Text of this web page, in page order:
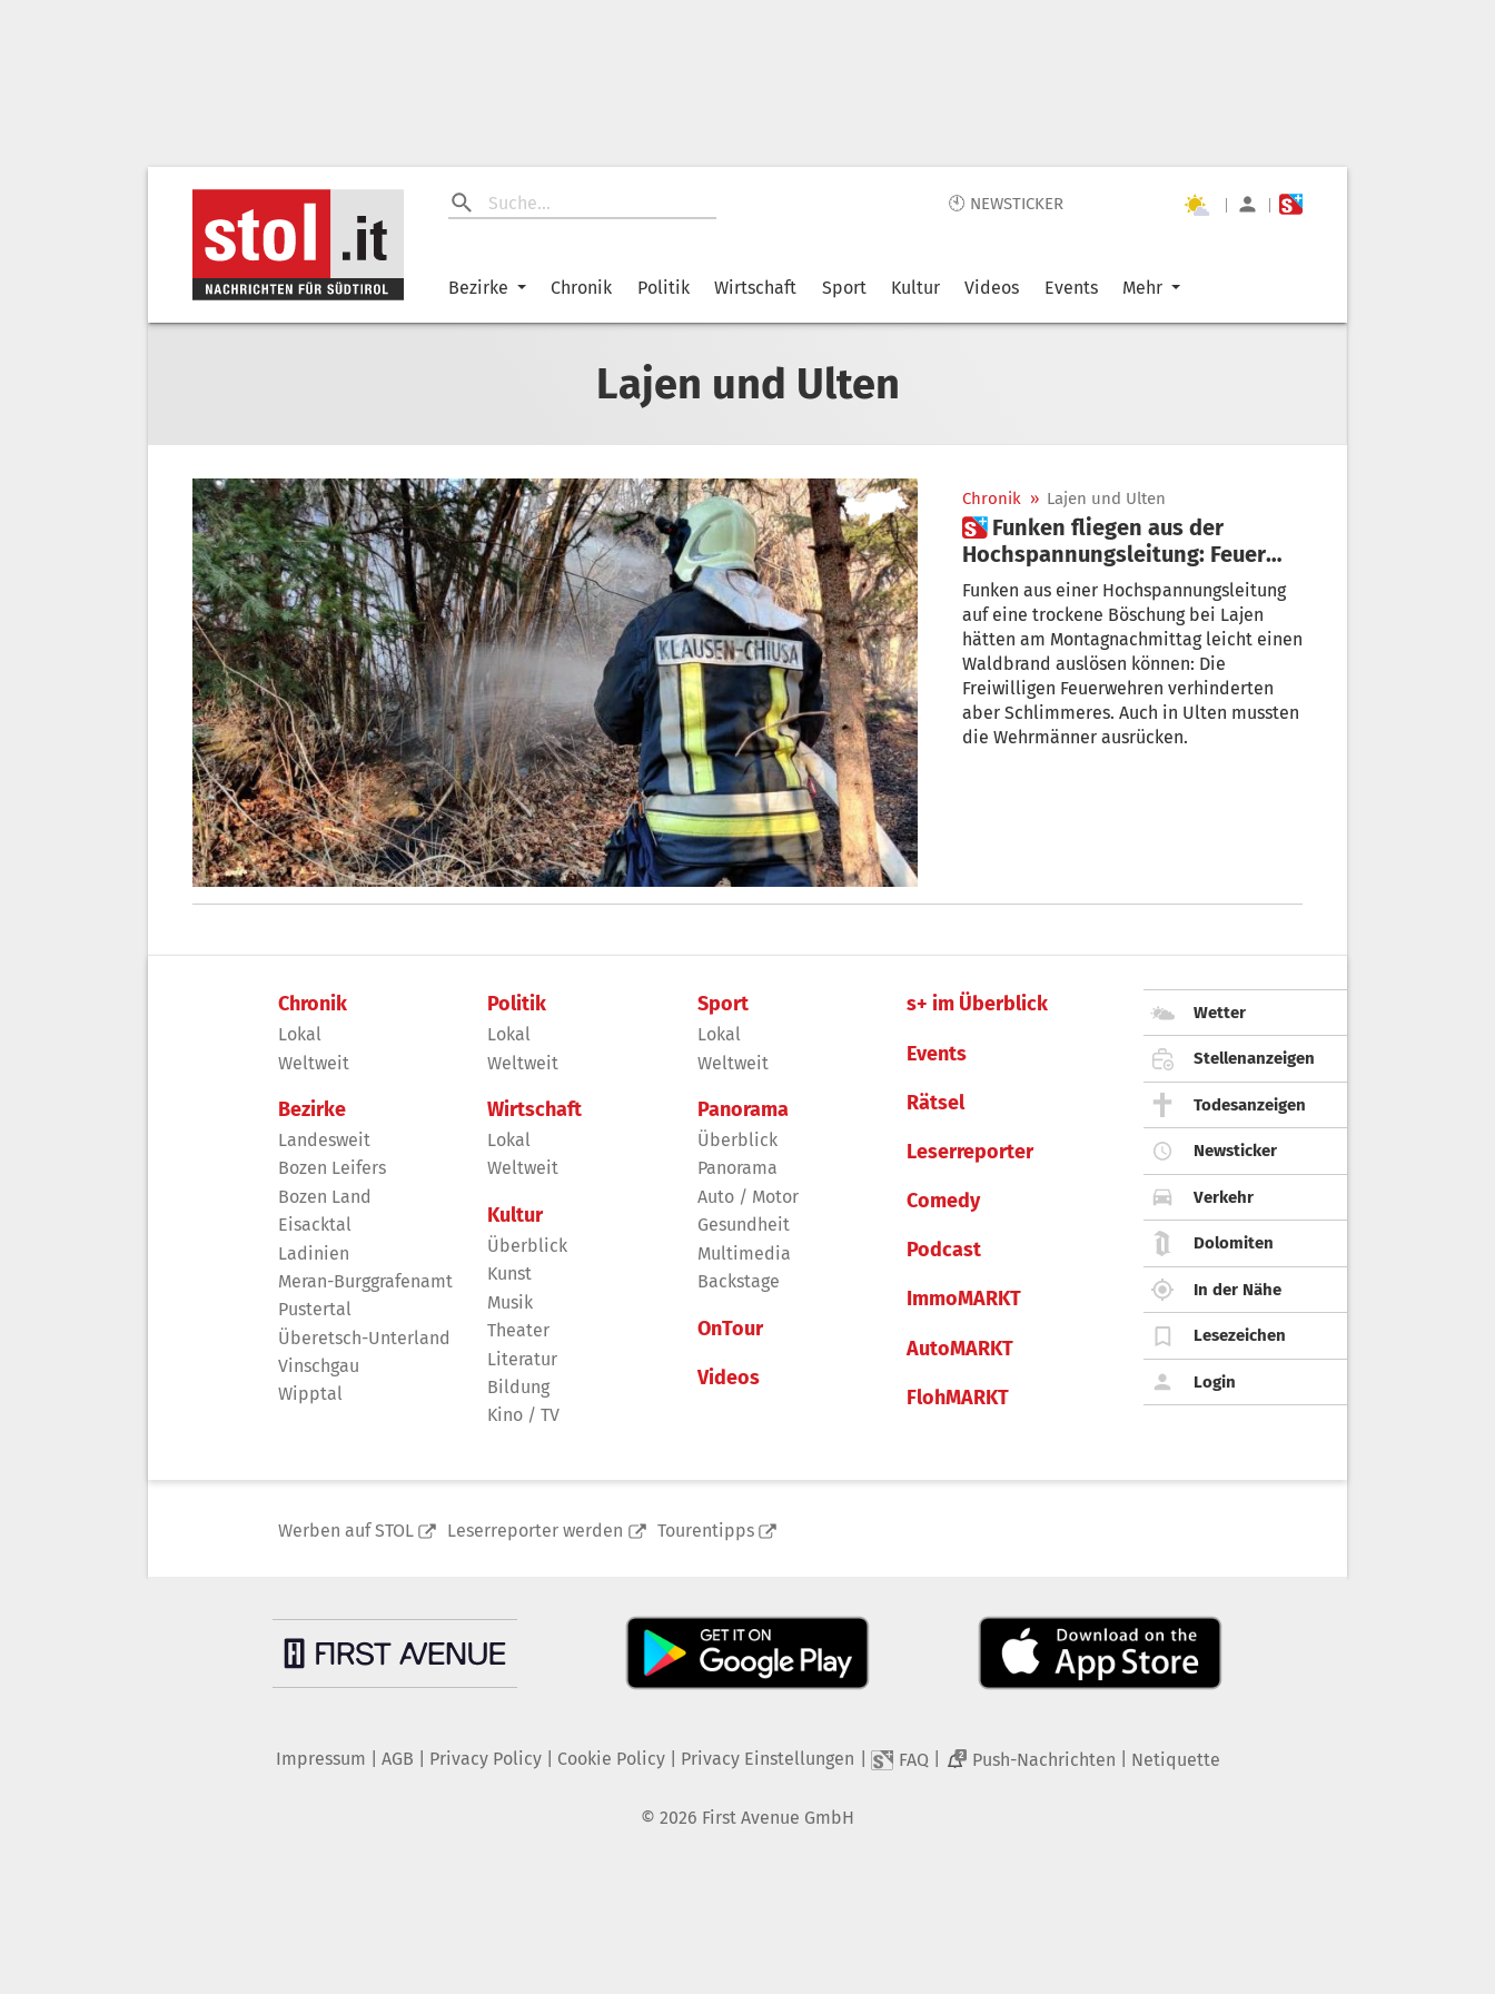
🕙 NEWSTICKER | |
Bezirke Chronik Politik Wirtschaft Sport Kultur Videos Events Mehr
Lajen und Ulten
Chronik » Lajen und Ulten
 Funken fliegen aus der
Hochspannungsleitung: Feuer
gelöscht
Funken aus einer Hochspannungsleitung
auf eine trockene Böschung bei Lajen
hätten am Montagnachmittag leicht einen
Waldbrand auslösen können: Die
Freiwilligen Feuerwehren verhinderten
aber Schlimmeres. Auch in Ulten mussten
die Wehrmänner ausrücken.
Chronik
Lokal
Weltweit
Bezirke
Landesweit
Bozen Leifers
Bozen Land
Eisacktal
Ladinien
Meran-Burggrafenamt
Pustertal
Überetsch-Unterland
Vinschgau
Wipptal
Politik
Lokal
Weltweit
Wirtschaft
Lokal
Weltweit
Kultur
Überblick
Kunst
Musik
Theater
Literatur
Bildung
Kino / TV
Sport
Lokal
Weltweit
Panorama
Überblick
Panorama
Auto / Motor
Gesundheit
Multimedia
Backstage
OnTour
Videos
s+ im Überblick
Events
Rätsel
Leserreporter
Comedy
Podcast
ImmoMARKT
AutoMARKT
FlohMARKT
Wetter
Stellenanzeigen
Todesanzeigen
Newsticker
Verkehr
Dolomiten
In der Nähe
Lesezeichen
Login
Werben auf STOL Leserreporter werden Tourentipps
Impressum AGB Privacy Policy| Cookie Policy| Privacy Einstellungen FAQ 2 Push-Nachrichten Netiquette
© 2026 First Avenue GmbH